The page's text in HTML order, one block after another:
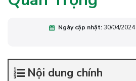
Ngày cập nhật:30/04/2024
Nội dung chính